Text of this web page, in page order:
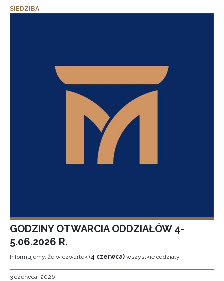
SIEDZIBA
GODZINY OTWARCIA ODDZIAŁÓW 4-
5.06.2026 R.
Informujemy, że w czwartek (4 czerwca) wszystkie oddziały
3 czerwca, 2026